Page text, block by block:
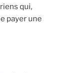
qui,
payer une